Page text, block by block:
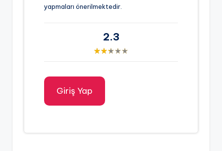
yapmaları önerilmektedir.
2.3
Giriş Yap